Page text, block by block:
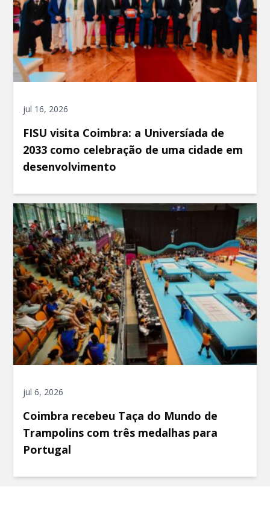
jul 16, 2026
FISU visita Coimbra: a Universíada de
2033 como celebração de uma cidade em
desenvolvimento
jul 6, 2026
Coimbra recebeu Taça do Mundo de
Trampolins com três medalhas para
Portugal